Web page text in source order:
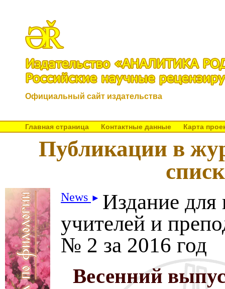
Официальный сайт издательства
Главная страница Контактные данные Карта
Публикации в
News ► Издание для
учителей и
№ 2 за 2016 год
Весенний